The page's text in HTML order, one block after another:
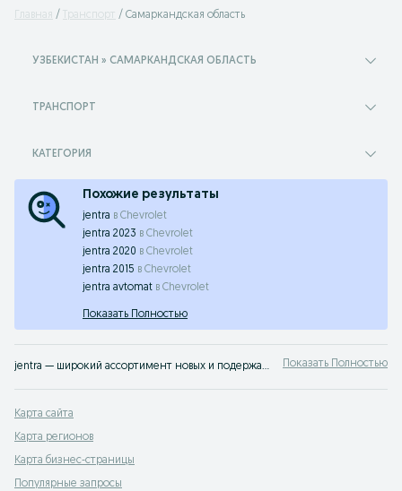
Главная Транспорт Самаркандская область
УЗБЕКИСТАН » САМАРКАНДСКАЯ ОБЛАСТЬ
ТРАНСПОРТ
КАТЕГОРИЯ
Похожие результаты
jentra в Chevrolet
jentra 2023 в Chevrolet
jentra 2020 в Chevrolet
jentra 2015 в Chevrolet
jentra avtomat в Chevrolet
Показать Полностью
jentra — широкий ассортимент новых и подержанных транспортных средств Самаркандская область ✔️ Выгодные предложения и актуальные цены ⭐ Продавайте или покупайте транспорт легко с OLX.uz Показать Полностью
Карта сайта
Карта регионов
Карта бизнес-страницы
Популярные запросы